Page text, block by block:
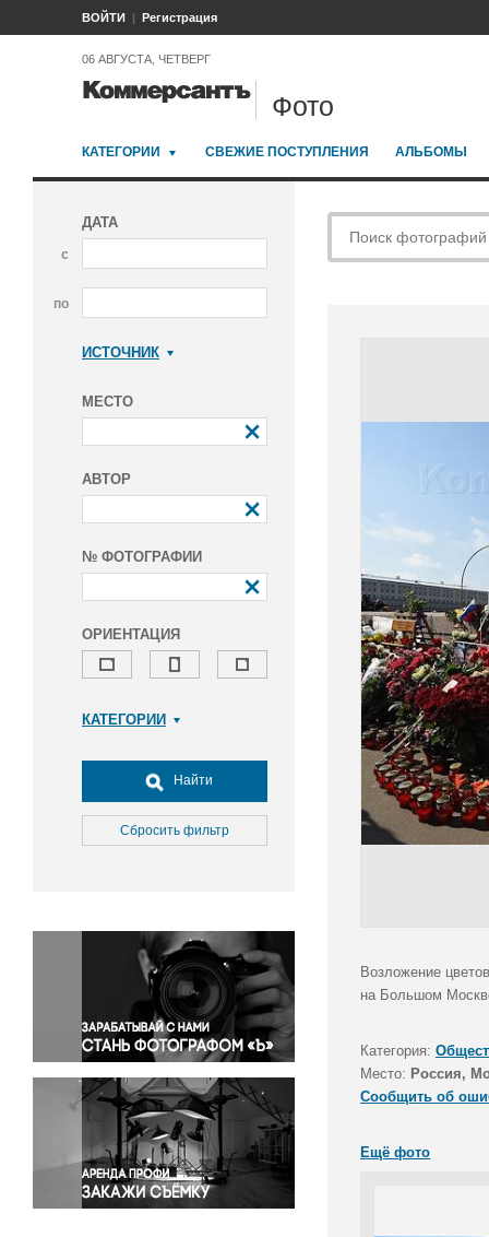
ВОЙТИ Регистрация
06 АВГУСТА, ЧЕТВЕРГ
Фото
КАТЕГОРИИ СВЕЖИЕ ПОСТУПЛЕНИЯ АЛЬБОМЫ
ДАТА
с
по
ИСТОЧНИК
МЕСТО
АВТОР
№ ФОТОГРАФИИ
ОРИЕНТАЦИЯ
КАТЕГОРИИ
Досуг, туризм и отдых
Культура
Медицина
Окружающая среда
Политика
Правосудие
Происшествия и конфликты
Религия
Светская жизнь
Спорт
Экология
Экономика и бизнес
Найти
Сбросить фильтр
Возложение
на Большом
Категория:
Место: Россия,
Сообщить об
Ещё фото